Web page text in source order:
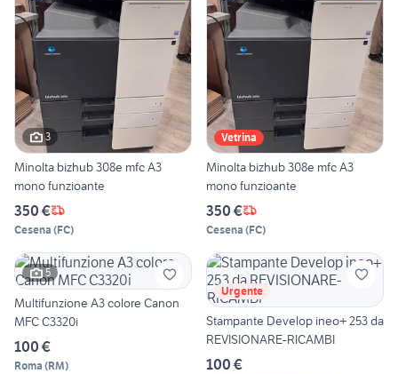
3
Minolta bizhub 308e mfc A3
mono funzioante
350 €
Cesena (FC)
Vetrina
Minolta bizhub 308e mfc A3
mono funzioante
350 €
Cesena (FC)
5
Multifunzione A3 colore Canon
MFC C3320i
100 €
Roma (RM)
Urgente
Stampante Develop ineo+ 253 da
REVISIONARE-RICAMBI
100 €